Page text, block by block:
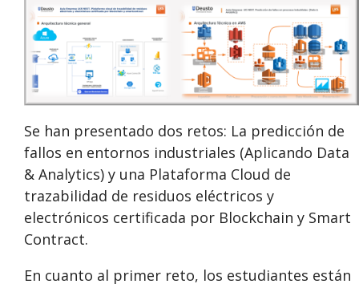
Se han presentado dos retos: La predicción de
fallos en entornos industriales (Aplicando Data
& Analytics) y una Plataforma Cloud de
trazabilidad de residuos eléctricos y
electrónicos certificada por Blockchain y Smart
Contract.
En cuanto al primer reto, los estudiantes están